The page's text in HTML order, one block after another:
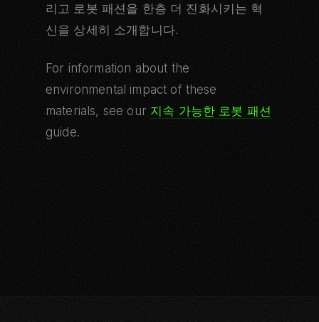
리고 로봇 패션을 한층 더 진화시키는 혁
신을 상세히 소개합니다.
For information about the
environmental impact of these
materials, see our 지속 가능한 로봇 패션
guide.